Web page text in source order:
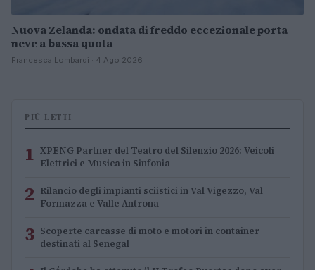
Nuova Zelanda: ondata di freddo eccezionale porta
neve a bassa quota
Francesca Lombardi · 4 Ago 2026
PIÙ LETTI
1 XPENG Partner del Teatro del Silenzio 2026: Veicoli
Elettrici e Musica in Sinfonia
2 Rilancio degli impianti sciistici in Val Vigezzo, Val
Formazza e Valle Antrona
3 Scoperte carcasse di moto e motori in container
destinati al Senegal